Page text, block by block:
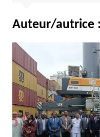
Auteur/autrice :